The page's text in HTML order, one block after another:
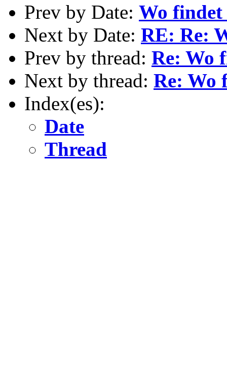
Prev by Date: Wo findet
Next by Date: RE: Re:
Prev by thread: Re: Wo
Next by thread: Re: Wo
Index(es):
Date
Thread